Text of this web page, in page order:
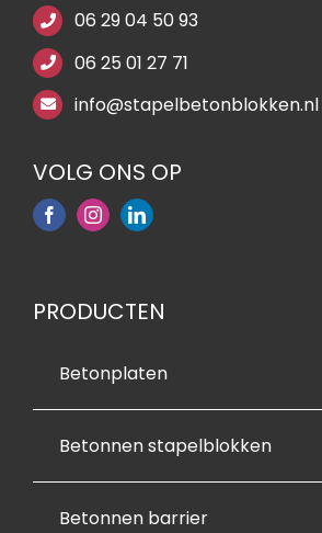
06 29 04 50 93
06 25 01 27 71
info@stapelbetonblokken.nl
VOLG ONS OP
PRODUCTEN
Betonplaten
Betonnen stapelblokken
Betonnen barrier